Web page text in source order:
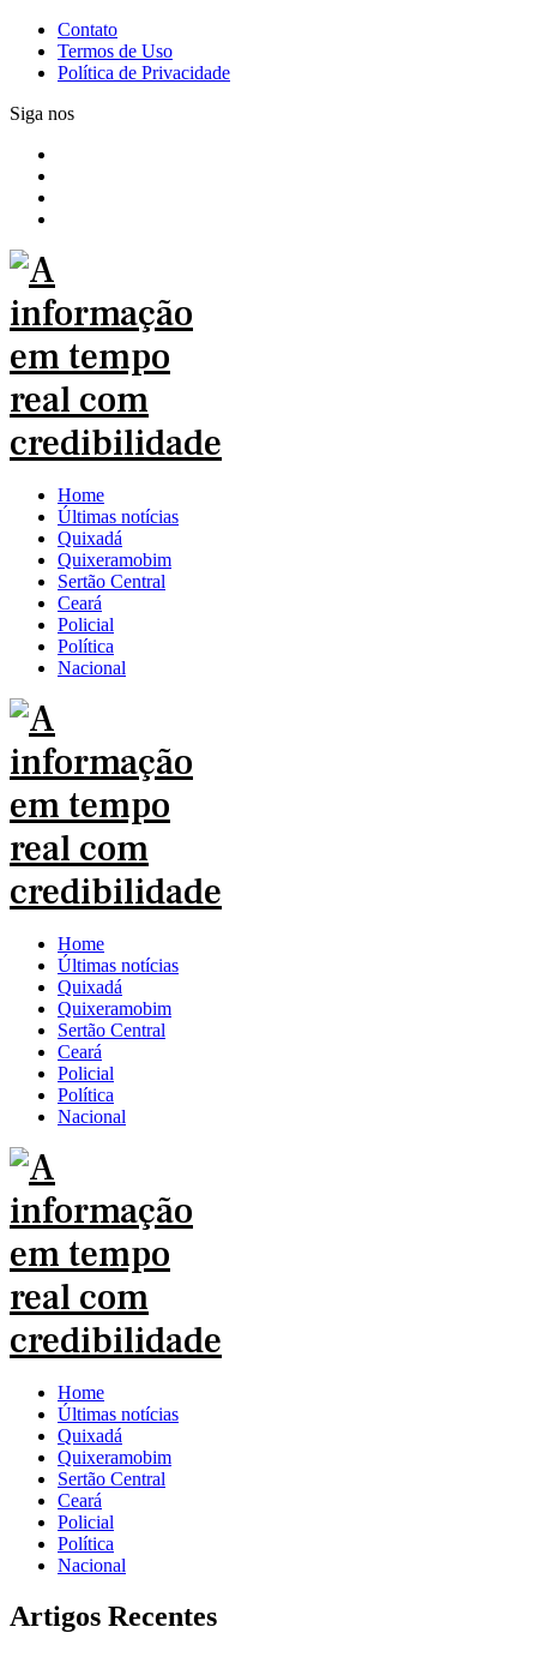
Contato
Termos de Uso
Política de Privacidade
Siga nos
Home
Últimas notícias
Quixadá
Quixeramobim
Sertão Central
Ceará
Policial
Política
Nacional
Home
Últimas notícias
Quixadá
Quixeramobim
Sertão Central
Ceará
Policial
Política
Nacional
Home
Últimas notícias
Quixadá
Quixeramobim
Sertão Central
Ceará
Policial
Política
Nacional
Artigos Recentes